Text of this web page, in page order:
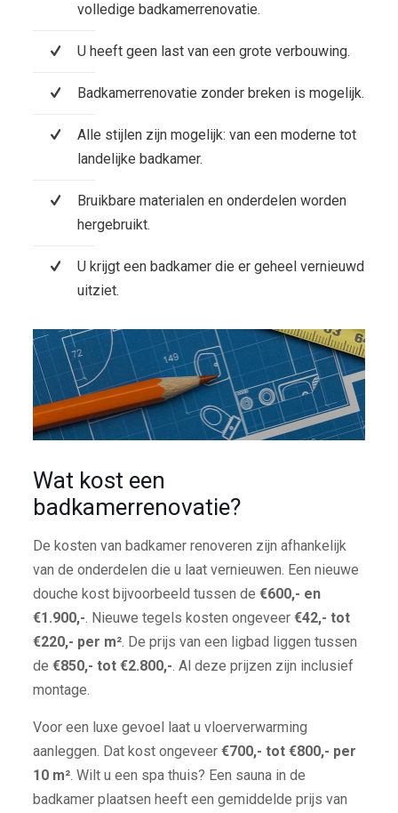
volledige badkamerrenovatie.
U heeft geen last van een grote verbouwing.
Badkamerrenovatie zonder breken is mogelijk.
Alle stijlen zijn mogelijk: van een moderne tot
landelijke badkamer.
Bruikbare materialen en onderdelen worden
hergebruikt.
U krijgt een badkamer die er geheel vernieuwd
uitziet.
Wat kost een
badkamerrenovatie?
De kosten van badkamer renoveren zijn afhankelijk
van de onderdelen die u laat vernieuwen. Een nieuwe
douche kost bijvoorbeeld tussen de €600,- en
€1.900,-. Nieuwe tegels kosten ongeveer €42,- tot
€220,- per m². De prijs van een ligbad liggen tussen
de €850,- tot €2.800,-. Al deze prijzen zijn inclusief
montage.
Voor een luxe gevoel laat u vloerverwarming
aanleggen. Dat kost ongeveer €700,- tot €800,- per
10 m². Wilt u een spa thuis? Een sauna in de
badkamer plaatsen heeft een gemiddelde prijs van